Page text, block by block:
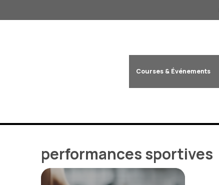
au
Courses & Événements
performances sportives